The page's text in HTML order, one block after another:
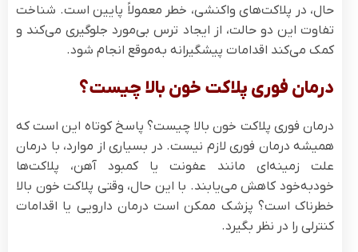
حال، در پلاکت‌های واکنشی، خطر معمولاً پایین است. شناخت
تفاوت این دو حالت، از ایجاد ترس بی‌مورد جلوگیری می‌کند و
کمک می‌کند اقدامات پیشگیرانه به‌موقع انجام شود.
درمان فوری پلاکت خون بالا چیست؟
درمان فوری پلاکت خون بالا چیست؟ پاسخ کوتاه این است که
همیشه درمان فوری لازم نیست. در بسیاری از موارد، با درمان
علت زمینه‌ای مانند عفونت یا کمبود آهن، پلاکت‌ها
خودبه‌خود کاهش می‌یابند. با این حال، وقتی پلاکت خون بالا
خطرناک است؟ پزشک ممکن است درمان دارویی یا اقدامات
کنترلی را در نظر بگیرد.